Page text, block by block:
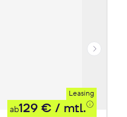
Leasing
ab129 € / mtl.